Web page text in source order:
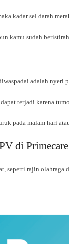
kadar sel darah
kamu sudah
adalah
terjadi karena
pada malam hari
di
seperti rajin